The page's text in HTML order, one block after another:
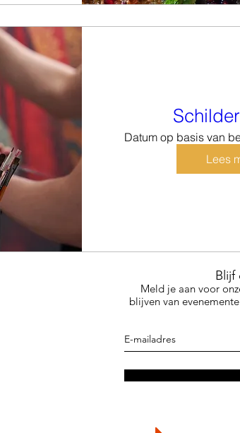
Datum op basis van
Lees
Meld je aan voor
blijven van